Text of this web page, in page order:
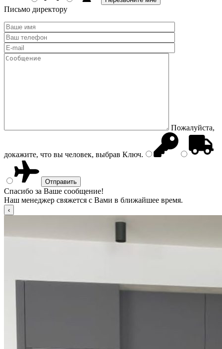
Письмо директору
Пожалуйста,
докажите, что вы человек, выбрав Ключ.
Спасибо за Ваше сообщение!
Наш менеджер свяжется с Вами в ближайшее время.